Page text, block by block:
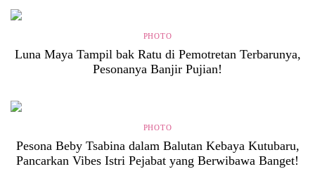
PHOTO
Luna Maya Tampil bak Ratu di Pemotretan Terbarunya,
Pesonanya Banjir Pujian!
PHOTO
Pesona Beby Tsabina dalam Balutan Kebaya Kutubaru,
Pancarkan Vibes Istri Pejabat yang Berwibawa Banget!